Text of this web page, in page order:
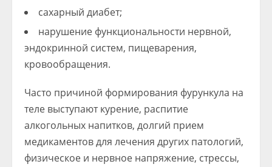
сахарный диабет;
нарушение функциональности нервной,
эндокринной систем, пищеварения,
кровообращения.
Часто причиной формирования фурункула на
теле выступают курение, распитие
алкогольных напитков, долгий прием
медикаментов для лечения других патологий,
физическое и нервное напряжение, стрессы,